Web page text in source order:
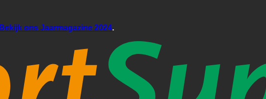
Bekijk ons Jaarmagazine 2024.